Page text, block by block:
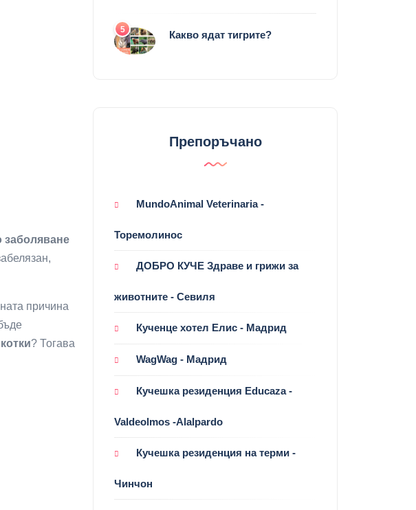
причина
? Тогава
5 Какво ядат тигрите?
Препоръчано
MundoAnimal Veterinaria -
Торемолинос
ДОБРО КУЧЕ Здраве и грижи за
животните - Севиля
Кученце хотел Елис - Мадрид
WagWag - Мадрид
Кучешка резиденция Educaza -
Valdeolmos -Alalpardo
Кучешка резиденция на терми -
Чинчон